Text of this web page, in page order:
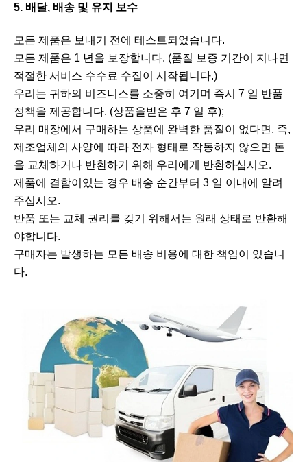
5. 배달, 배송 및 유지 보수
모든 제품은 보내기 전에 테스트되었습니다.
모든 제품은 1 년을 보장합니다. (품질 보증 기간이 지나면
적절한 서비스 수수료 수집이 시작됩니다.)
우리는 귀하의 비즈니스를 소중히 여기며 즉시 7 일 반품
정책을 제공합니다. (상품을받은 후 7 일 후);
우리 매장에서 구매하는 상품에 완벽한 품질이 없다면, 즉,
제조업체의 사양에 따라 전자 형태로 작동하지 않으면 돈
을 교체하거나 반환하기 위해 우리에게 반환하십시오.
제품에 결함이있는 경우 배송 순간부터 3 일 이내에 알려
주십시오.
반품 또는 교체 권리를 갖기 위해서는 원래 상태로 반환해
야합니다.
구매자는 발생하는 모든 배송 비용에 대한 책임이 있습니
다.